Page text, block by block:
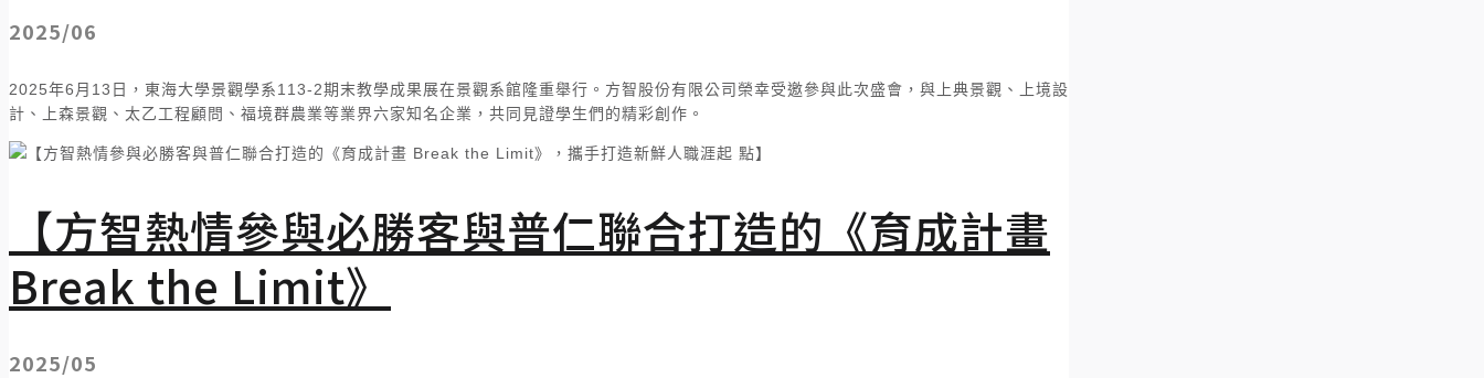
2025/06
2025年6月13日，東海大學景觀學系113-2期末教學成果展在景觀系館隆重舉行。方智股份有限公司榮幸受邀參與此次盛會，與上典景觀、上境設
計、上森景觀、太乙工程顧問、福境群農業等業界六家知名企業，共同見證學生們的精彩創作。
【方智熱情參與必勝客與普仁聯合打造的《育成計畫
Break the Limit》
2025/05